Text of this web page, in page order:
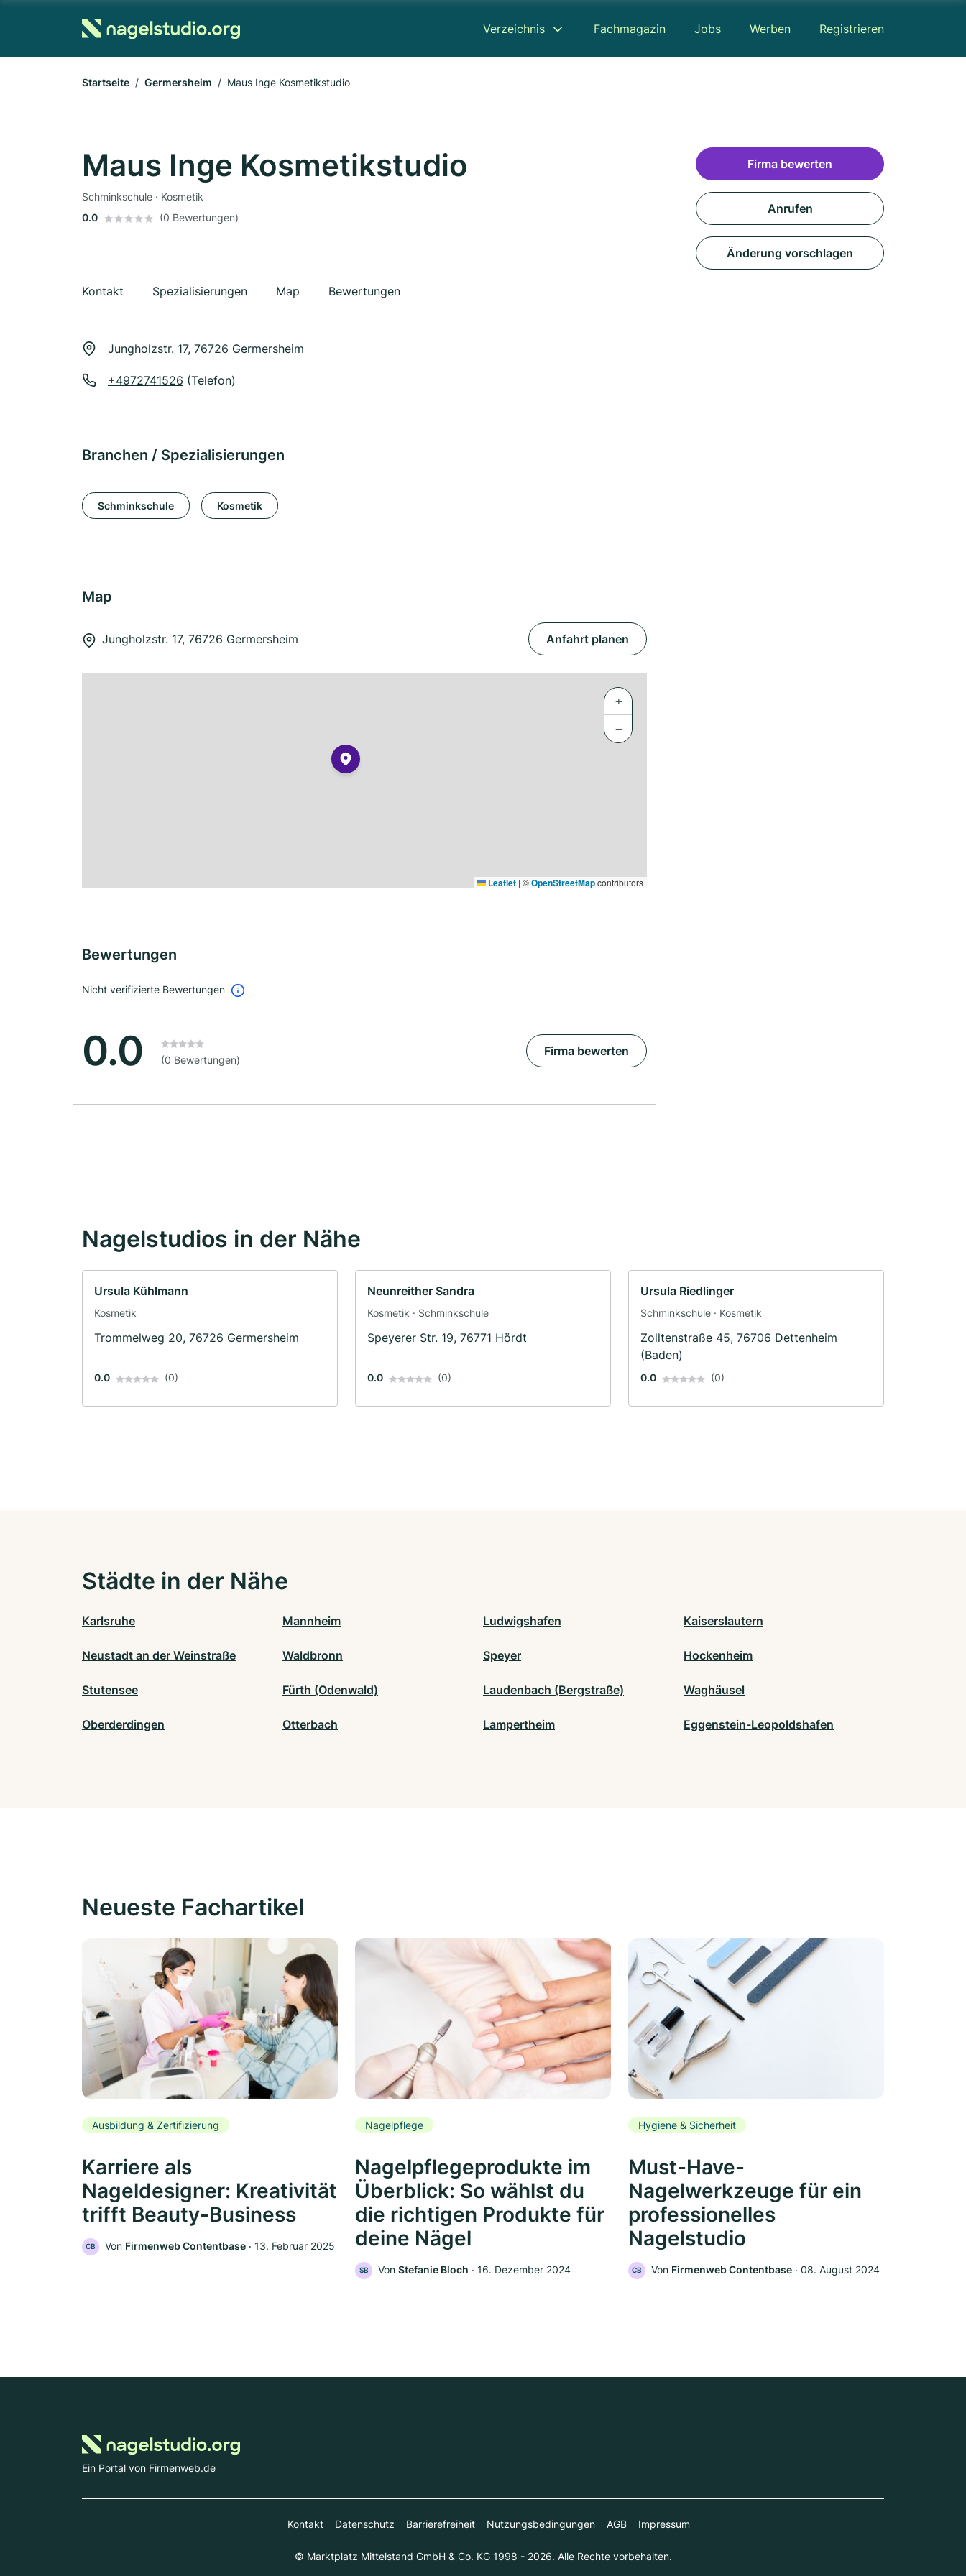
Verzeichnis Fachmagazin Jobs Werben Registrieren
Startseite Germersheim Maus Inge Kosmetikstudio
Maus Inge Kosmetikstudio
Schminkschule · Kosmetik
0.0
(0 Bewertungen)
Kontakt Spezialisierungen Map Bewertungen
Jungholzstr. 17, 76726 Germersheim
+4972741526 (Telefon)
Branchen / Spezialisierungen
Schminkschule Kosmetik
Map
Jungholzstr. 17, 76726 Germersheim Anfahrt planen
+
−
Leaflet | ©OpenStreetMapcontributors
Bewertungen
Nicht verifizierte Bewertungen
0.0 (0 Bewertungen)
Firma bewerten
Firma bewerten
Anrufen
Änderung vorschlagen
Nagelstudios in der Nähe
Ursula Kühlmann
Kosmetik
Trommelweg 20, 76726 Germersheim
0.0 (0)
Neunreither Sandra
Kosmetik · Schminkschule
Speyerer Str. 19, 76771 Hördt
0.0 (0)
Ursula Riedlinger
Schminkschule · Kosmetik
Zolltenstraße 45, 76706 Dettenheim
(Baden)
0.0 (0)
Städte in der Nähe
Karlsruhe Mannheim Ludwigshafen Kaiserslautern
Neustadt an der Weinstraße Waldbronn Speyer Hockenheim
Stutensee Fürth (Odenwald) Laudenbach (Bergstraße) Waghäusel
Oberderdingen Otterbach Lampertheim Eggenstein-Leopoldshafen
Neueste Fachartikel
Ausbildung & Zertifizierung
Karriere als
Nageldesigner: Kreativität
trifft Beauty-Business
CB Von Firmenweb Contentbase ‧ 13. Februar 2025
Nagelpflege
Nagelpflegeprodukte im
Überblick: So wählst du
die richtigen Produkte für
deine Nägel
SB Von Stefanie Bloch ‧ 16. Dezember 2024
Hygiene & Sicherheit
Must-Have-
Nagelwerkzeuge für ein
professionelles
Nagelstudio
CB Von Firmenweb Contentbase ‧ 08. August 2024
Ein Portal von Firmenweb.de
Kontakt Datenschutz Barrierefreiheit Nutzungsbedingungen AGB Impressum
© Marktplatz Mittelstand GmbH & Co. KG 1998 - 2026. Alle Rechte vorbehalten.